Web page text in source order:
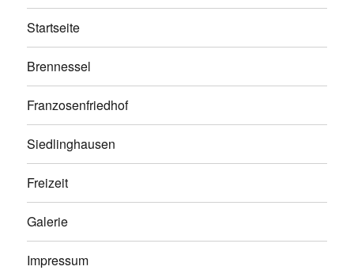
Startseite
Brennessel
Franzosenfriedhof
Siedlinghausen
Freizeit
Galerie
Impressum